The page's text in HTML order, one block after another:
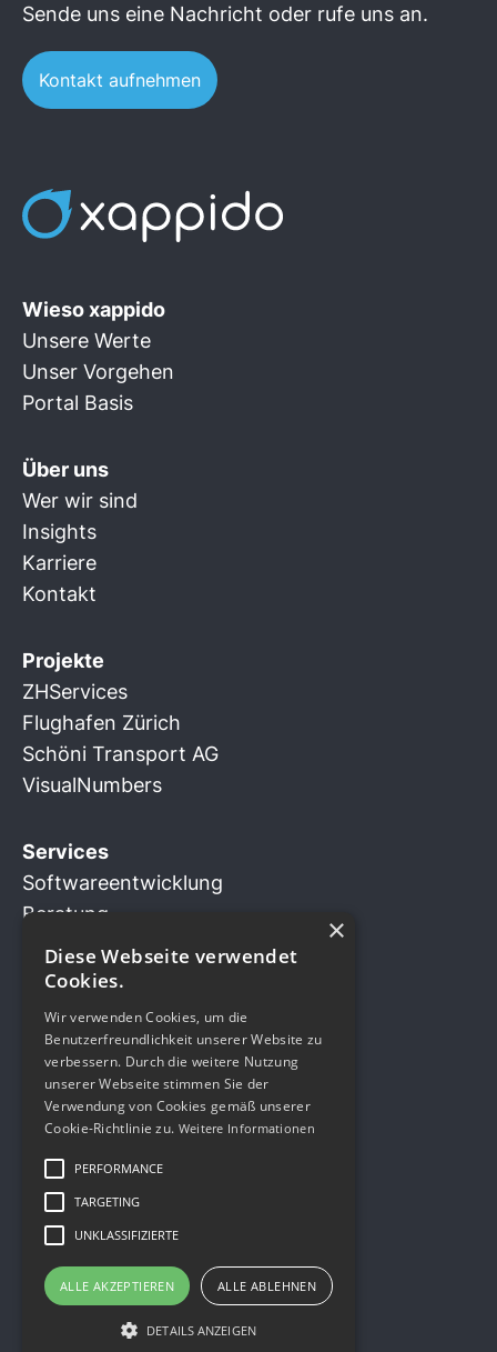
Sende uns eine Nachricht oder rufe uns an.
Kontakt aufnehmen
Wieso xappido
Unsere Werte
Unser Vorgehen
Portal Basis
Über uns
Wer wir sind
Insights
Karriere
Kontakt
Kontakt
Kavalleriestrasse 2
6210 Sursee LU
Schweiz
+41 41 508 33 11
info@xappido.com
Projekte
ZHServices
Flughafen Zürich
Schöni Transport AG
VisualNumbers
Services
Softwareentwicklung
Beratung
Business Innovation
Design Sprint
×
Diese Webseite verwendet
Cookies.
Wir verwenden Cookies, um die
Benutzerfreundlichkeit unserer Website zu
verbessern. Durch die weitere Nutzung
unserer Webseite stimmen Sie der
Verwendung von Cookies gemäß unserer
Cookie-Richtlinie zu. Weitere Informationen
PERFORMANCE
TARGETING
UNKLASSIFIZIERTE
ALLE AKZEPTIEREN ALLE ABLEHNEN
DETAILS ANZEIGEN